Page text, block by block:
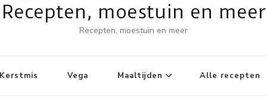
Recepten, moestuin en meer
Recepten, moestuin en meer
Vega Maaltijden Alle recepten